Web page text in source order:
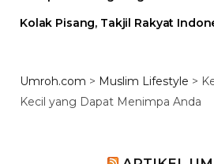
Kolak Pisang, Takjil Rakyat
Umroh.com > Muslim Lifestyle >
Kecil yang Dapat Menimpa Anda